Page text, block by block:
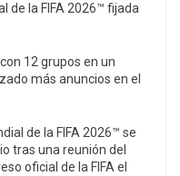
de la FIFA 2026™ fijada
12 grupos en un
más anuncios en el
de la FIFA 2026™ se
tras una reunión del
oficial de la FIFA el